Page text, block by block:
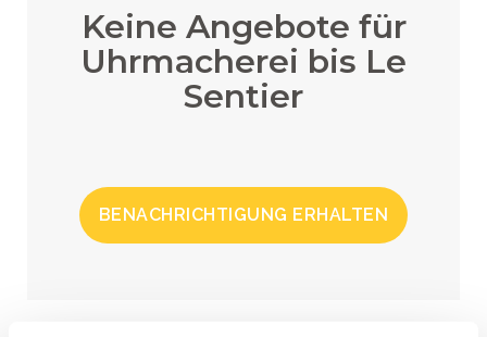
Keine Angebote für
Uhrmacherei bis Le
Sentier
BENACHRICHTIGUNG ERHALTEN